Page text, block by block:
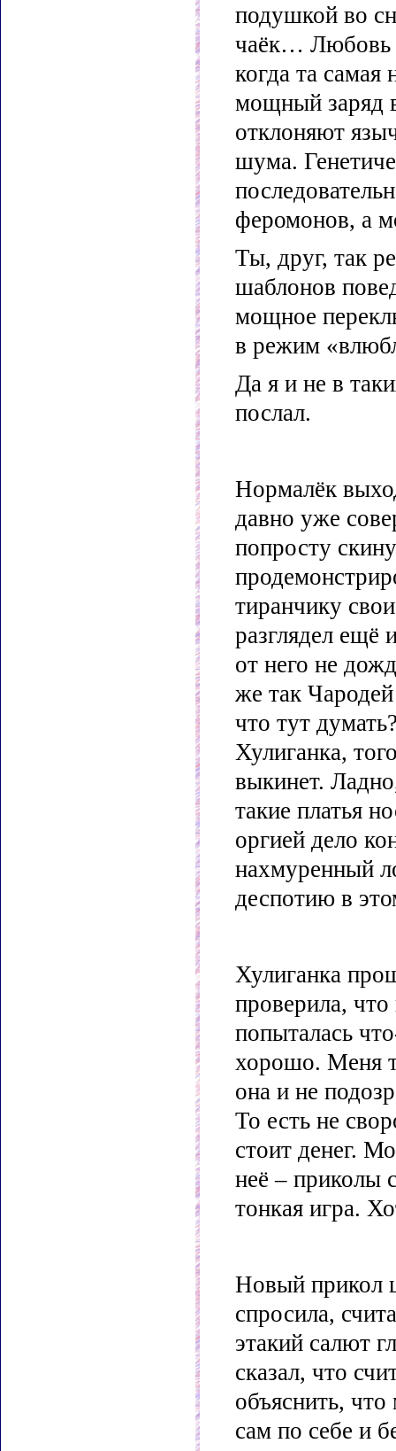
подушкой во
чаёк… Любовь
когда та
мощный заряд
отклоняют
шума.
феромонов, а
Ты, друг, так
шаблонов
мощное
в режим
Да я и не в
послал.
Нормалёк
давно уже
попросту
тиранчику
разглядел ещё
от него не
же так
что тут
Хулиганка,
выкинет.
такие платья
оргией дело
нахмуренный
деспотию в
Хулиганка
проверила,
попыталась
хорошо. Меня
она и не
То есть не
стоит денег.
неё – приколы
тонкая игра.
Новый прикол
спросила,
этакий салют
сказал, что
объяснить,
сам по себе и